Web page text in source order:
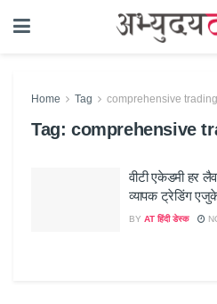
Home Tag comprehensive
Tag: comprehensive
वीटी एकेडमी हर
व्यापक ट्रेडिंग
BY AT हिंदी डेस्क